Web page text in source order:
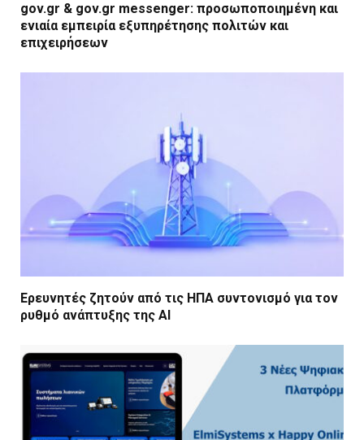
gov.gr & gov.gr messenger: προσωποποιημένη και
ενιαία εμπειρία εξυπηρέτησης πολιτών και
επιχειρήσεων
Ερευνητές ζητούν από τις ΗΠΑ συντονισμό για τον
ρυθμό ανάπτυξης της AI